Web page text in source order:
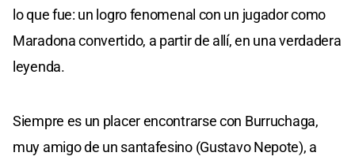
lo que fue: un logro fenomenal con un jugador como
Maradona convertido, a partir de allí, en una verdadera
leyenda.
Siempre es un placer encontrarse con Burruchaga,
muy amigo de un santafesino (Gustavo Nepote), a